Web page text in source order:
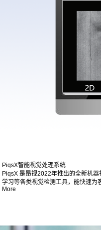
PiqsX智能视觉处理系统
PiqsX 是昂视2022年推出的全新机
学习等各类视觉检测工具，能快速为
More